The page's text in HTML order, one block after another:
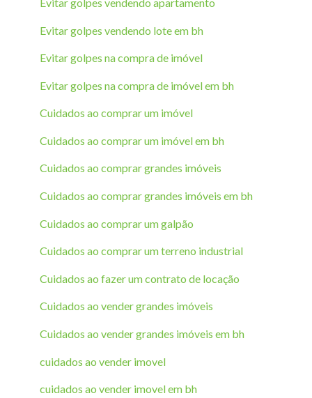
Evitar golpes vendendo lote em bh
Evitar golpes na compra de imóvel
Evitar golpes na compra de imóvel em bh
Cuidados ao comprar um imóvel
Cuidados ao comprar um imóvel em bh
Cuidados ao comprar grandes imóveis
Cuidados ao comprar grandes imóveis em bh
Cuidados ao comprar um galpão
Cuidados ao comprar um terreno industrial
Cuidados ao fazer um contrato de locação
Cuidados ao vender grandes imóveis
Cuidados ao vender grandes imóveis em bh
cuidados ao vender imovel
cuidados ao vender imovel em bh